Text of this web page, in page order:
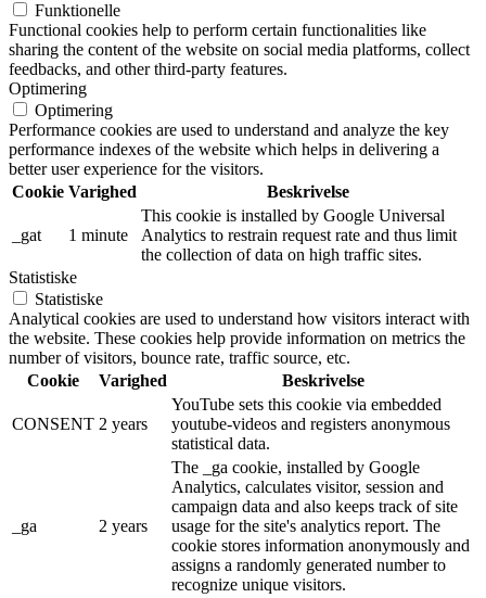
Funktionelle
Functional cookies help to perform certain functionalities like
sharing the content of the website on social media platforms, collect
feedbacks, and other third-party features.
Optimering
Optimering
Performance cookies are used to understand and analyze the key
performance indexes of the website which helps in delivering a
better user experience for the visitors.
Cookie Varighed Beskrivelse
_gat 1 minute
This cookie is installed by Google Universal
Analytics to restrain request rate and thus limit
the collection of data on high traffic sites.
Statistiske
Statistiske
Analytical cookies are used to understand how visitors interact with
the website. These cookies help provide information on metrics the
number of visitors, bounce rate, traffic source, etc.
Cookie
Varighed Beskrivelse
CONSENT 2 years
YouTube sets this cookie via embedded
youtube-videos and registers anonymous
statistical data.
_ga 2 years
The _ga cookie, installed by Google
Analytics, calculates visitor, session and
campaign data and also keeps track of site
usage for the site's analytics report. The
cookie stores information anonymously and
assigns a randomly generated number to
recognize unique visitors.